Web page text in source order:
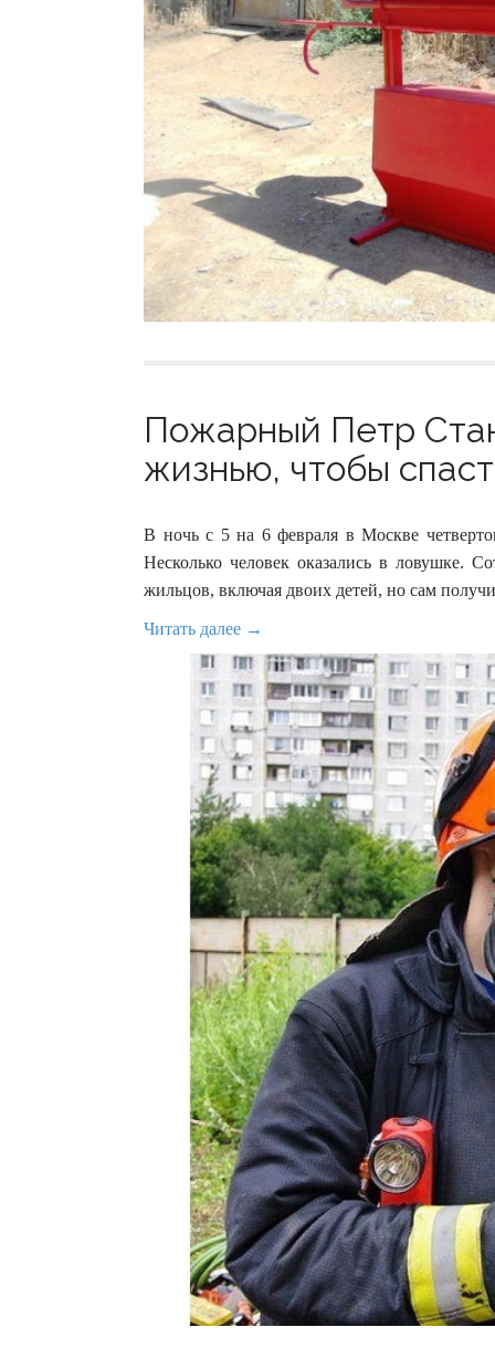
Пожарный Петр
жизнью, чтобы
В ночь с 5 на 6 февраля в Москве
Несколько человек оказались в ловушке.
жильцов, включая двоих детей, но сам
Читать далее →